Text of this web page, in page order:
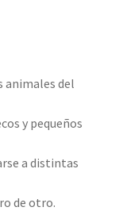
animales del
y pequeños
a distintas
de otro.